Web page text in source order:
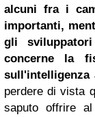
alcuni fra i
importanti,
gli
concerne la
perdere di vista
saputo offrire